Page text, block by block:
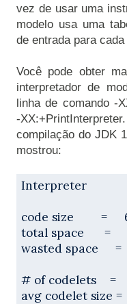
vez de usar uma
modelo usa uma
de entrada para
Você pode obter
interpretador de
linha de comando -
-
compilação do JDK
mostrou:
Interpreter
code size        =
total space      =
wasted space     =
# of codelets    =
avg codelet size =